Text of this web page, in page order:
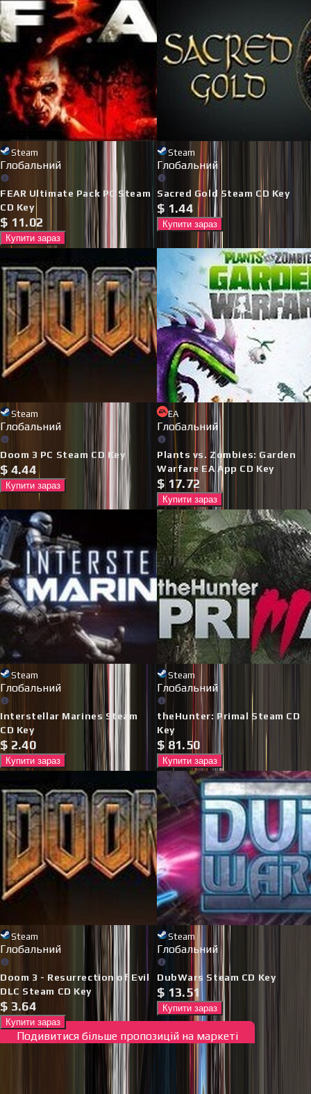
Steam
Глобальний
FEAR Ultimate Pack PC Steam
CD Key
$ 11.02
Купити зараз
Steam
Глобальний
Sacred Gold Steam CD Key
$ 1.44
Купити зараз
Steam
Глобальний
Doom 3 PC Steam CD Key
$ 4.44
Купити зараз
EA
Глобальний
Plants vs. Zombies: Garden
Warfare EA App CD Key
$ 17.72
Купити зараз
Steam
Глобальний
Interstellar Marines Steam
CD Key
$ 2.40
Купити зараз
Steam
Глобальний
theHunter: Primal Steam CD
Key
$ 81.50
Купити зараз
Steam
Глобальний
Doom 3 - Resurrection of Evil
DLC Steam CD Key
$ 3.64
Купити зараз
Steam
Глобальний
DubWars Steam CD Key
$ 13.51
Купити зараз
Подивитися більше пропозицій на маркеті
Новинки та тренди
Відкрий для себе найновіші та найпопулярніші ігри на